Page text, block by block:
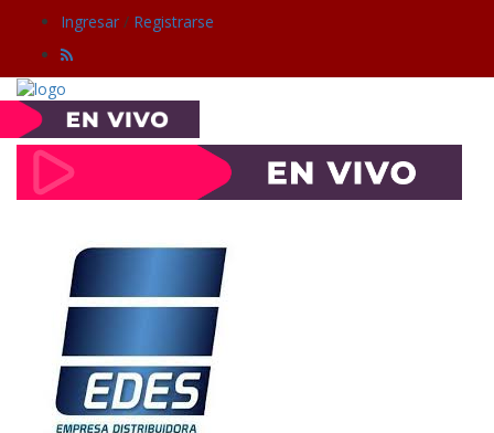
Ingresar / Registrarse